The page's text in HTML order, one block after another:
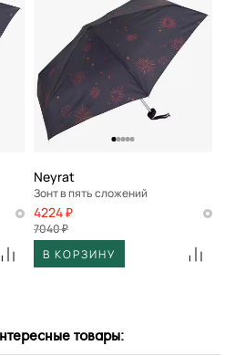
Neyrat
Зонт в пять сложений
4224 ₽
7040 ₽
В КОРЗИНУ
товары: